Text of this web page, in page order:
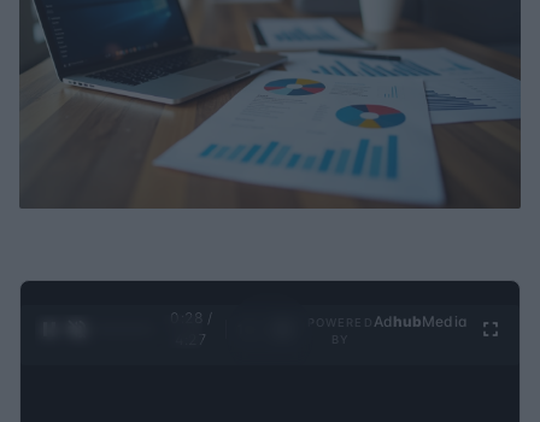
0:29 /
4:27
Ad hubMedia